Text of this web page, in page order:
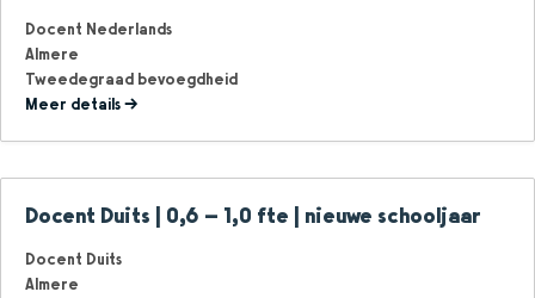
Docent Nederlands
Almere
Tweedegraad bevoegdheid
Meer details
Docent Duits | 0,6 – 1,0 fte | nieuwe schooljaar
Docent Duits
Almere